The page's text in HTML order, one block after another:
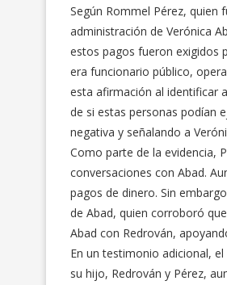
Según Rommel Pérez, quien
administración de Verónica
estos pagos fueron exigidos
era funcionario público,
esta afirmación al identificar
de si estas personas podían
negativa y señalando a
Como parte de la evidencia,
conversaciones con Abad.
pagos de dinero. Sin
de Abad, quien corroboró
Abad con Redrován,
En un testimonio adicional,
su hijo, Redrován y Pérez,